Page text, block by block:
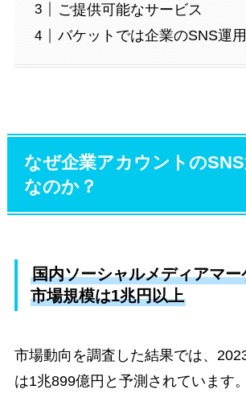
ご提供可能なサービス
バケットでは企業のSNS運
なぜ企業アカウントの
なのか？
国内ソーシャルメディアマ
市場規模は1兆円以上
市場動向を調査した結果では、
は1兆899億円と予測されています